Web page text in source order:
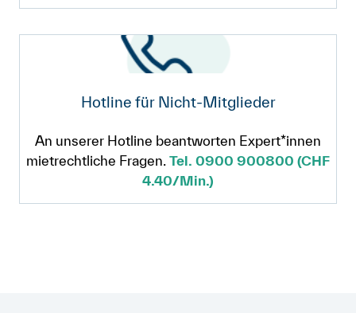
Hotline für Nicht-Mitglieder
An unserer Hotline beantworten Expert*innen
mietrechtliche Fragen. Tel. 0900 900800 (CHF
4.40/Min.)